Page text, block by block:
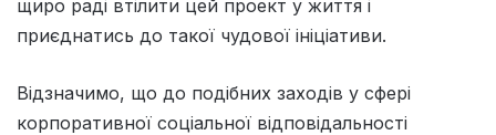
щиро раді втілити цей проект у життя і
приєднатись до такої чудової ініціативи.
Відзначимо, що до подібних заходів у сфері
корпоративної соціальної відповідальності